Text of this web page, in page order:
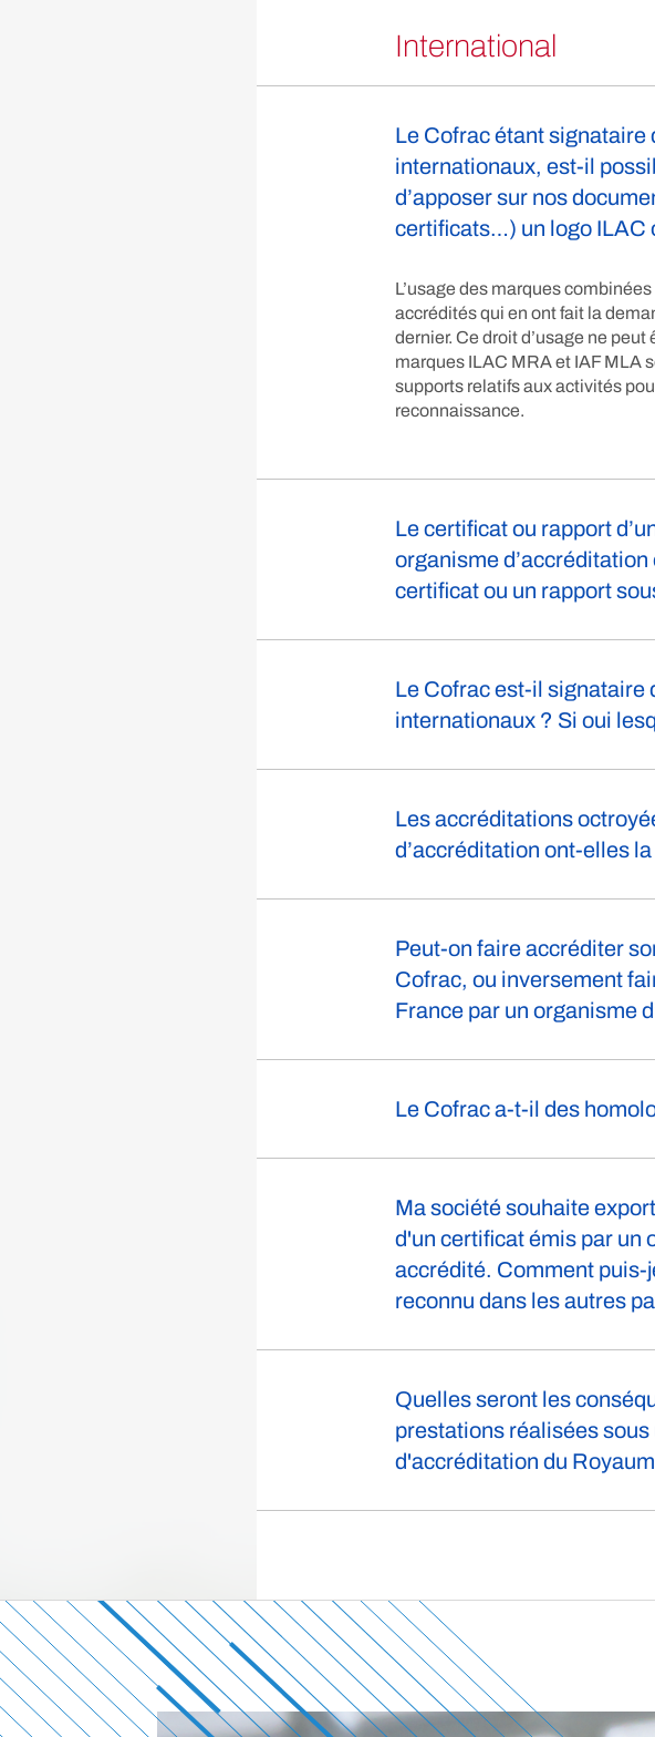
International
Le Cofrac étant signataire
internationaux, est-il
d’apposer sur nos
certificats…) un logo ILAC
L’usage des marques
accrédités qui en ont fait la
dernier. Ce droit d’usage ne
marques ILAC MRA et IAF MLA
supports relatifs aux activités
reconnaissance.
Le certificat ou rapport
organisme
certificat ou un rapport
Le Cofrac est-il signataire
internationaux ? Si oui
Les accréditations
d’accréditation ont-elles
Peut-on faire accréditer
Cofrac, ou inversement
France par un organisme
Le Cofrac a-t-il des
Ma société souhaite
d'un certificat émis par un
accrédité. Comment puis-
reconnu dans les autres
Quelles seront les
prestations réalisées
d'accréditation du